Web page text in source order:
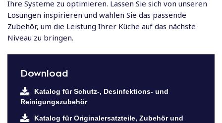
Ihre Systeme zu optimieren. Lassen Sie sich von unseren
Lösungen inspirieren und wählen Sie das passende
Zubehör, um die Leistung Ihrer Küche auf das nächste
Niveau zu bringen.
Download
Katalog für Schutz-, Desinfektions- und
Reinigungszubehör
Katalog für Originalersatzteile, Zubehör und